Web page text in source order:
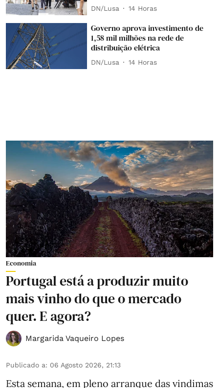
DN/Lusa 14 Horas
Governo aprova investimento de
1,58 mil milhões na rede de
distribuição elétrica
DN/Lusa 14 Horas
Economia
Portugal está a produzir muito
mais vinho do que o mercado
quer. E agora?
Margarida Vaqueiro Lopes
Publicado a: 06 Agosto 2026, 21:13
Esta semana, em pleno arranque das vindimas